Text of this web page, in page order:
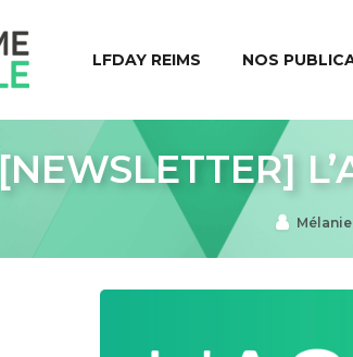
LFDAY REIMS NOS
[NEWSLETTER]